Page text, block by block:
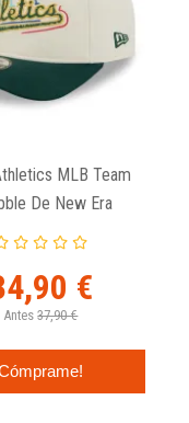
MLB Team
De New Era
€
Antes 37,90 €